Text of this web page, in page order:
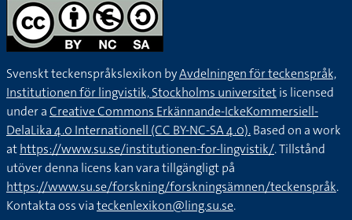
Svenskt teckenspråkslexikon byAvdelningen för teckenspråk,
Institutionen för lingvistik, Stockholms universitetis licensed
under aCreative Commons Erkännande-IckeKommersiell-
DelaLika 4.0 Internationell (CC BY-NC-SA 4.0).Based on a work
athttps://www.su.se/institutionen-for-lingvistik/. Tillstånd
utöver denna licens kan vara tillgängligt på
https://www.su.se/forskning/forskningsämnen/teckenspråk.
Kontakta oss viateckenlexikon@ling.su.se.